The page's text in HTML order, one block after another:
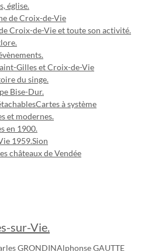
église.
de Croix-de-Vie
Croix-de-Vie et toute son activité.
Gilles et Croix-de-Vie
du singe.
Bise-Dur.
Cartes à système
et modernes.
en 1900.
1959.Sion
châteaux de Vendée
sur-Vie.
GRONDINAlphonse GAUTTE